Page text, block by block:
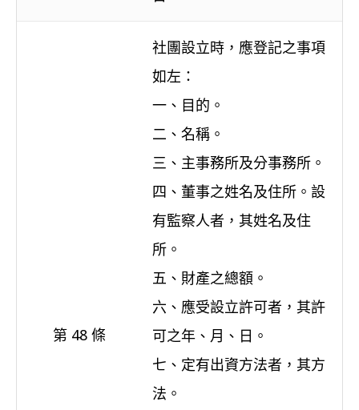
第 48 條
社團設立時，應登記之事項
如左：
一、目的。
二、名稱。
三、主事務所及分事務所。
四、董事之姓名及住所。設
有監察人者，其姓名及住
所。
五、財產之總額。
六、應受設立許可者，其許
可之年、月、日。
七、定有出資方法者，其方
法。